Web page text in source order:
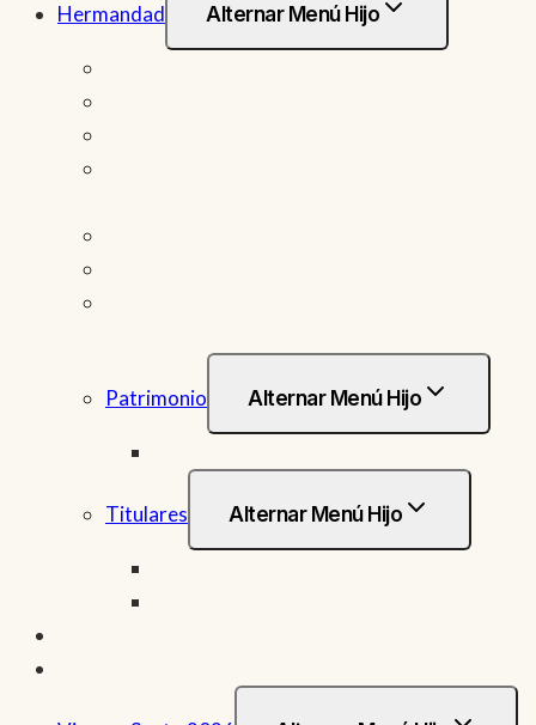
Hermandad Alternar Menú Hijo
Patrimonio Alternar Menú Hijo
Titulares Alternar Menú Hijo